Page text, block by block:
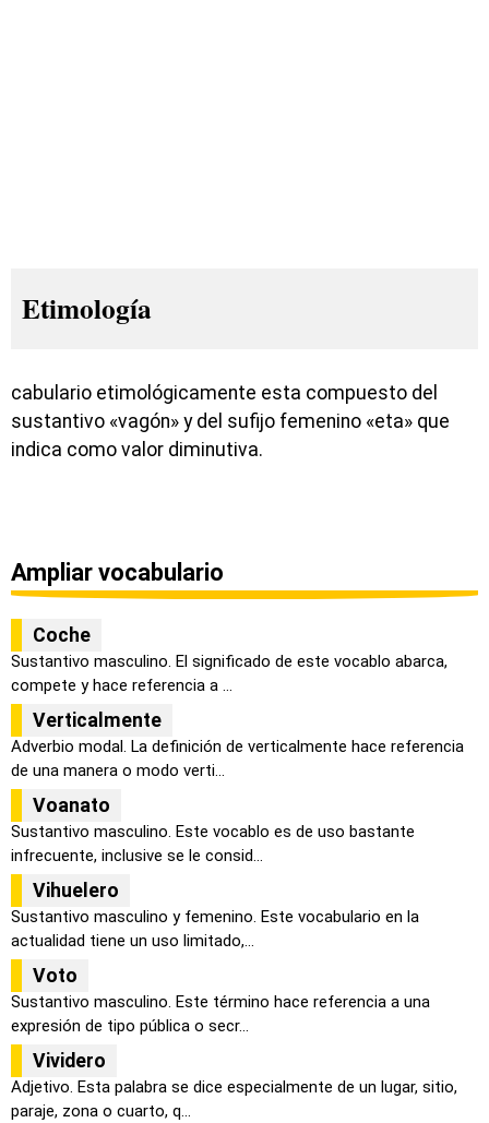
Etimología
cabulario etimológicamente esta compuesto del
sustantivo «vagón» y del sufijo femenino «eta» que
indica como valor diminutiva.
Ampliar vocabulario
Coche
Sustantivo masculino. El significado de este vocablo abarca,
compete y hace referencia a ...
Verticalmente
Adverbio modal. La definición de verticalmente hace referencia
de una manera o modo verti...
Voanato
Sustantivo masculino. Este vocablo es de uso bastante
infrecuente, inclusive se le consid...
Vihuelero
Sustantivo masculino y femenino. Este vocabulario en la
actualidad tiene un uso limitado,...
Voto
Sustantivo masculino. Este término hace referencia a una
expresión de tipo pública o secr...
Vividero
Adjetivo. Esta palabra se dice especialmente de un lugar, sitio,
paraje, zona o cuarto, q...